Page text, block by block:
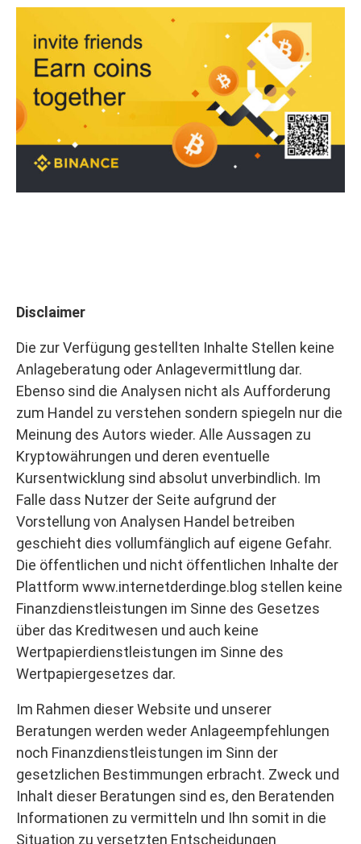
Disclaimer
Die zur Verfügung gestellten Inhalte Stellen keine
Anlageberatung oder Anlagevermittlung dar.
Ebenso sind die Analysen nicht als Aufforderung
zum Handel zu verstehen sondern spiegeln nur die
Meinung des Autors wieder. Alle Aussagen zu
Kryptowährungen und deren eventuelle
Kursentwicklung sind absolut unverbindlich. Im
Falle dass Nutzer der Seite aufgrund der
Vorstellung von Analysen Handel betreiben
geschieht dies vollumfänglich auf eigene Gefahr.
Die öffentlichen und nicht öffentlichen Inhalte der
Plattform www.internetderdinge.blog stellen keine
Finanzdienstleistungen im Sinne des Gesetzes
über das Kreditwesen und auch keine
Wertpapierdienstleistungen im Sinne des
Wertpapiergesetzes dar.
Im Rahmen dieser Website und unserer
Beratungen werden weder Anlageempfehlungen
noch Finanzdienstleistungen im Sinn der
gesetzlichen Bestimmungen erbracht. Zweck und
Inhalt dieser Beratungen sind es, den Beratenden
Informationen zu vermitteln und Ihn somit in die
Situation zu versetzten Entscheidungen